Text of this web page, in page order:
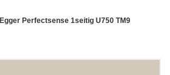
Egger Perfectsense 1seitig U750 TM9